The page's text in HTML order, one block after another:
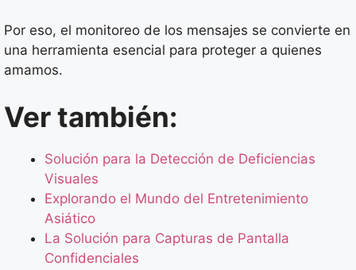
Por eso, el monitoreo de los mensajes se convierte en
una herramienta esencial para proteger a quienes
amamos.
Ver también:
Solución para la Detección de Deficiencias
Visuales
Explorando el Mundo del Entretenimiento
Asiático
La Solución para Capturas de Pantalla
Confidenciales